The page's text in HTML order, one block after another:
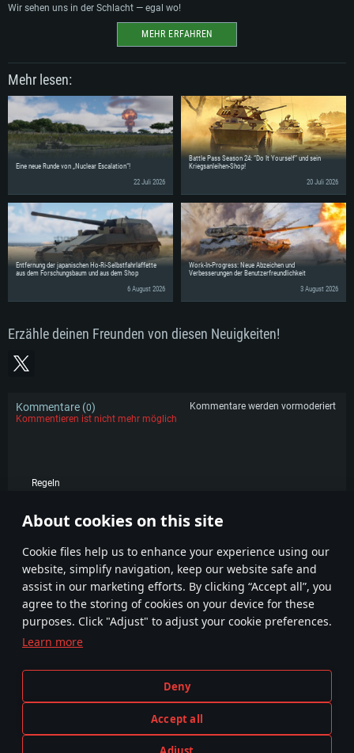
About cookies on this site
Сookie files help us to enhance your experience using our
website, simplify navigation, keep our website safe and
assist in our marketing efforts. By clicking “Accept all”, you
agree to the storing of cookies on your device for these
purposes. Click "Adjust" to adjust your cookie preferences.
Learn more
Deny
Accept all
Wir sehen uns in der Schlacht — egal wo!
MEHR ERFAHREN
Mehr lesen:
Eine neue Runde von „Nuclear Escalation“!
22 Juli 2026
Battle Pass Season 24: “Do It Yourself” und sein
Kriegsanleihen-Shop!
20 Juli 2026
Entfernung der japanischen Ho-Ri-Selbstfahrlaffette
aus dem Forschungsbaum und aus dem Shop
6 August 2026
Work-In-Progress: Neue Abzeichen und
Verbesserungen der Benutzerfreundlichkeit
3 August 2026
Erzähle deinen Freunden von diesen Neuigkeiten!
Kommentare (0)
Kommentare werden vormoderiert
Kommentieren ist nicht mehr möglich
Regeln